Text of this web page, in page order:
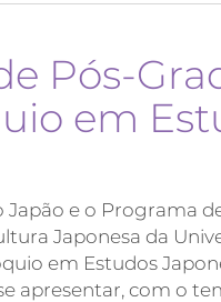
Pós-
em
Japão e o Programa
Japonesa da
em Estudos
apresentar, com o